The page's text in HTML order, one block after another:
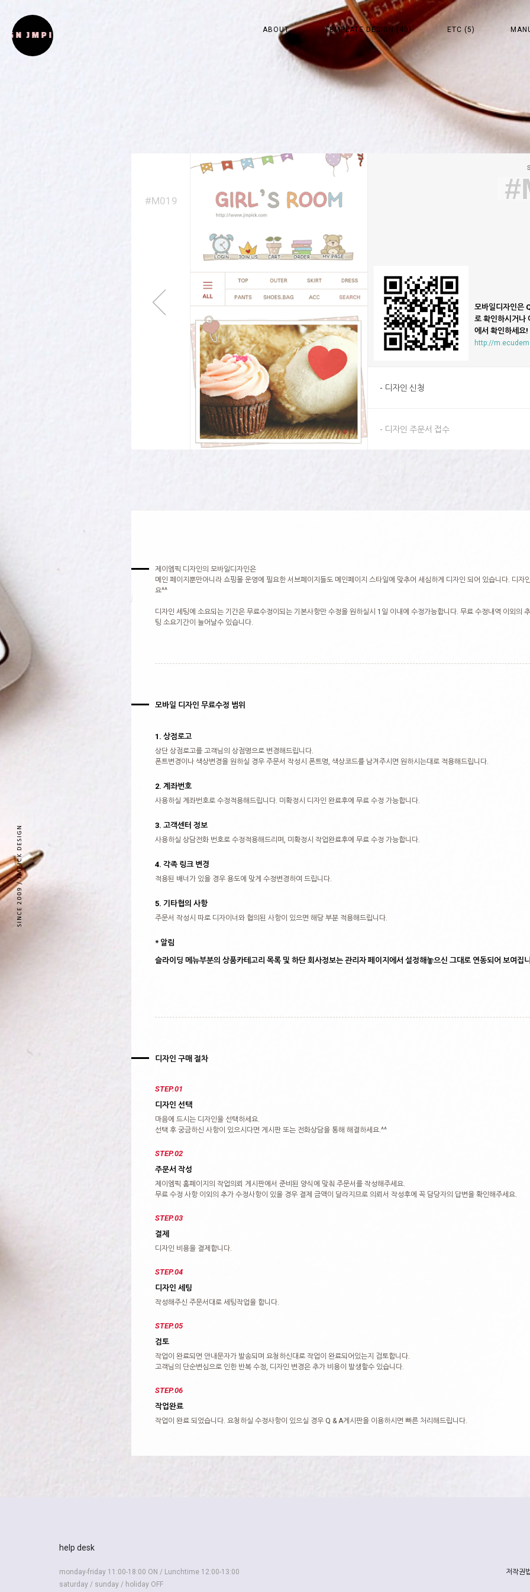
JMPICK DESIGN
ETC (5)
TEMPLATE DESIGN (40)
ABOUT
#M019
모바일디자인은
로 확인하시거나
에서 확인하세요!
http://
- 디자인 신청
- 디자인 주문서 접수
제이엠픽 디자인의 모바일디자인은
메인 페이지뿐만아니라 쇼핑몰 운영에 필요한 서브페이지들도 메인페이지 스타일에 맞추어 세심하게 디자인 되어 있습니다. 디자
요^^
디자인 세팅에 소요되는 기간은 무료수정이되는 기본사항만 수정을 원하실시 1일 이내에 수정가능합니다. 무료 수정내역 이외의
팅 소요기간이 늘어날수 있습니다.
모바일 디자인 무료수정 범위
1. 상점로고
상단 상점로고를 고객님의 상점명으로 변경해드립니다.
폰트변경이나 색상변경을 원하실 경우 주문서 작성시 폰트명, 색상코드를 남겨주시면 원하시는대로 적용해드립니다.
2. 계좌번호
사용하실 계좌번호로 수정적용해드립니다. 미확정시 디자인 완료후에 무료 수정 가능합니다.
3. 고객센터 정보
사용하실 상담전화 번호로 수정적용해드리며, 미확정시 작업완료후에 무료 수정 가능합니다.
4. 각족 링크 변경
적용된 배너가 있을 경우 용도에 맞게 수정변경하여 드립니다.
5. 기타협의 사항
주문서 작성시 따로 디자이너와 협의된 사항이 있으면 해당 부분 적용해드립니다.
* 알림
슬라이딩 메뉴부분의 상품카테고리 목록 및 하단 회사정보는 관리자 페이지에서 설정해놓으신 그대로 연동되어 보여집
디자인 구매 절차
STEP.01
디자인 선택
마음에 드시는 디자인을 선택하세요.
선택 후 궁금하신 사항이 있으시다면 게시판 또는 전화상담을 통해 해결하세요.^^
STEP.02
주문서 작성
제이엠픽 홈페이지의 작업의뢰 게시판에서 준비된 양식에 맞춰 주문서를 작성해주세요.
무료 수정 사항 이외의 추가 수정사항이 있을 경우 결제 금액이 달라지므로 의뢰서 작성후에 꼭 담당자의 답변을 확인해주세요.
STEP.03
결제
디자인 비용을 결제합니다.
STEP.04
디자인 세팅
작성해주신 주문서대로 세팅작업을 합니다.
STEP.05
검토
작업이 완료되면 안내문자가 발송되며 요청하신대로 작업이 완료되어있는지 검토합니다.
고객님의 단순변심으로 인한 반복 수정, 디자인 변경은 추가 비용이 발생할수 있습니다.
STEP.06
작업완료
작업이 완료 되었습니다. 요청하실 수정사항이 있으실 경우 Q & A게시판을 이용하시면 빠른 처리해드립니다.
help desk
monday-friday 11:00-18:00 ON / Lunchtime 12:00-13:00
saturday / sunday / holiday OFF
저작권